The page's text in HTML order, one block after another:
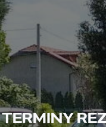
TERMINY